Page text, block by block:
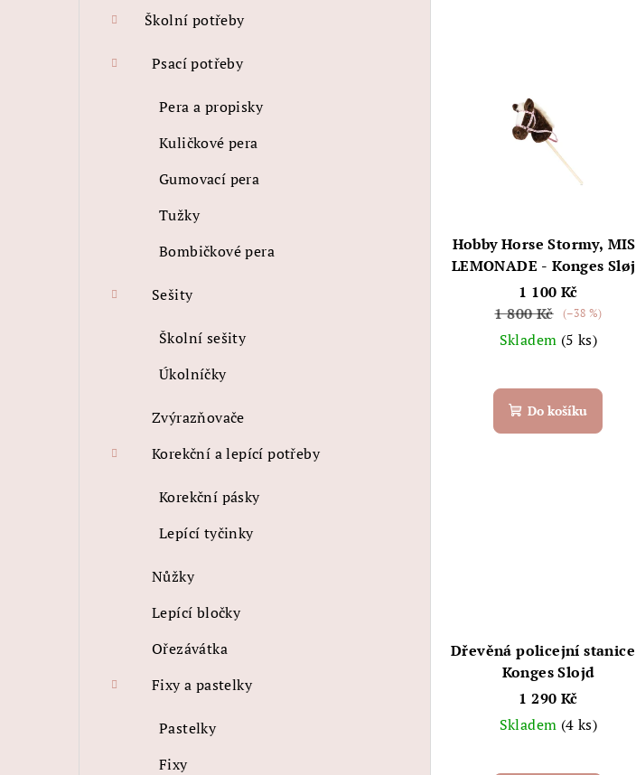
Školní potřeby
Psací potřeby
Pera a propisky
Kuličkové pera
Gumovací pera
Tužky
Bombičkové pera
Sešity
Školní sešity
Úkolníčky
Zvýrazňovače
Korekční a lepící potřeby
Korekční pásky
Lepící tyčinky
Nůžky
Lepící bločky
Ořezávátka
Fixy a pastelky
Pastelky
Fixy
u
k
p
r
Hobby Horse Stormy,
LEMONADE - Konges
1 100 Kč
1 800 Kč
(–38 %)
Skladem (5 ks)
Do košíku
Dřevěná policejní
Konges Slojd
1 290 Kč
Skladem (4 ks)